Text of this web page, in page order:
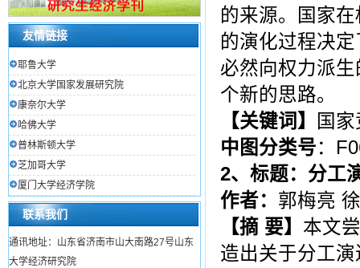
友情链接
耶鲁大学
北京大学国家发展研究院
康奈尔大学
哈佛大学
普林斯顿大学
芝加哥大学
厦门大学经济学院
联系我们
通讯地址：山东省济南市山大南路27号山东
大学经济研究院
的来源。国家
的演化过程决
必然向权力派
个新的思路。
【关键词】
国
中图分类号：
2、 标题：分工
作者： 郭梅亮
【摘 要】 本文
造出关于分工